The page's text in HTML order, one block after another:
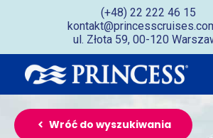
(+48) 22 222 46 15
ul. Złota 59, 00-120
Wróć do wyszukiwania